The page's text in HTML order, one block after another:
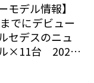
モデル情報】
でにデビュー
セデスのニュ
×11台 2024